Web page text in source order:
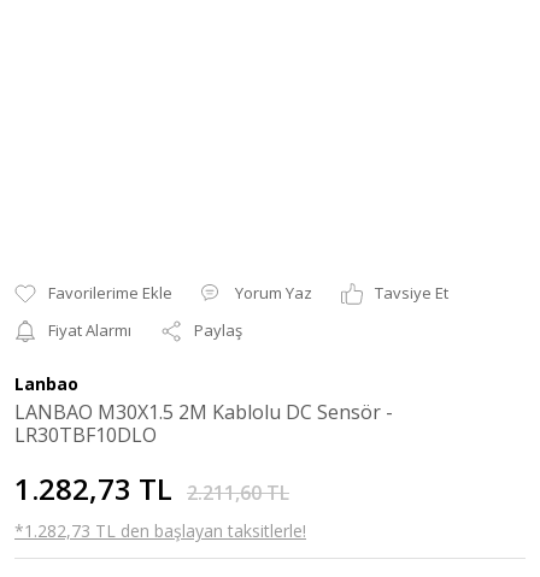
Yorum Yaz
Tavsiye Et
Fiyat Alarmı
Paylaş
Lanbao
LANBAO M30X1.5 2M Kablolu DC Sensör -
LR30TBF10DLO
1.282,73 TL 2.211,60 TL
*1.282,73 TL den başlayan taksitlerle!